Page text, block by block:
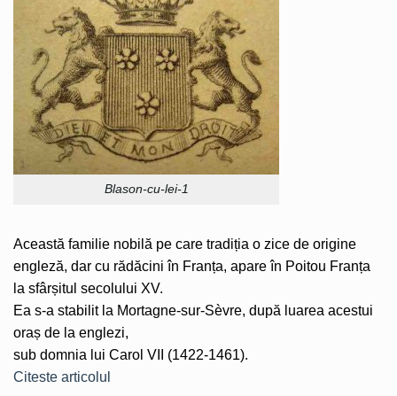
Blason-cu-lei-1
Această familie nobilă pe care tradiția o zice de origine
engleză, dar cu rădăcini în Franța, apare în Poitou Franța
la sfârșitul secolului XV.
Ea s-a stabilit la Mortagne-sur-Sèvre, după luarea acestui
oraș de la englezi,
sub domnia lui Carol VII (1422-1461).
Citeste articolul